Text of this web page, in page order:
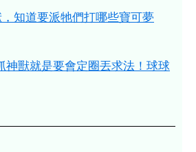
知道要派牠們打哪些寶可夢
神獸就是要會定圈丟求法！球球